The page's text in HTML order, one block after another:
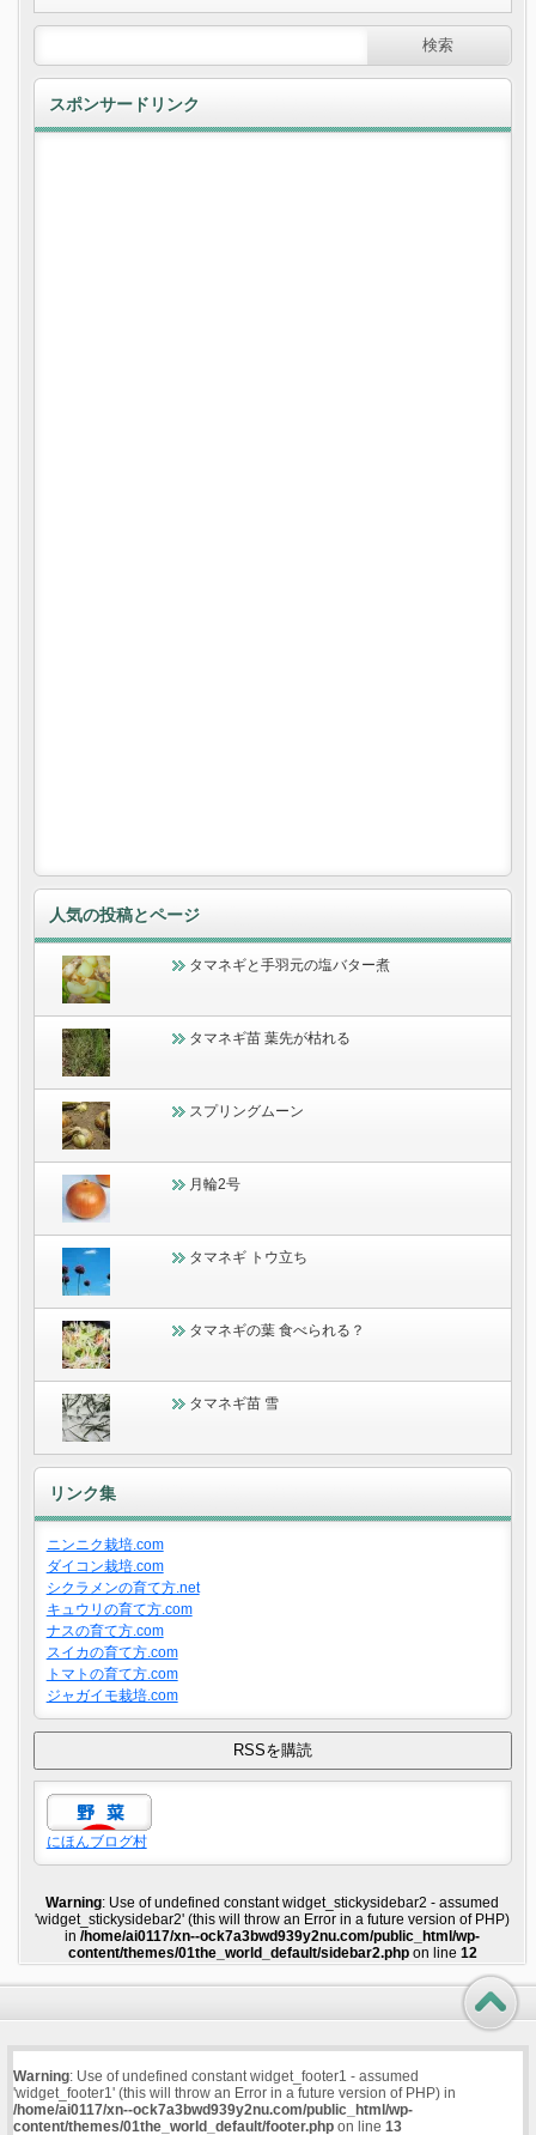
スポンサードリンク
人気の投稿とページ
タマネギと手羽元の塩バター煮
タマネギ苗 葉先が枯れる
スプリングムーン
月輪2号
タマネギ トウ立ち
タマネギの葉 食べられる？
タマネギ苗 雪
リンク集
ニンニク栽培.com
ダイコン栽培.com
シクラメンの育て方.net
キュウリの育て方.com
ナスの育て方.com
スイカの育て方.com
トマトの育て方.com
ジャガイモ栽培.com
にほんブログ村
Warning: Use of undefined constant widget_stickysidebar2 - assumed
'widget_stickysidebar2' (this will throw an Error in a future version of PHP)
in/home/ai0117/xn--ock7a3bwd939y2nu.com/public_html/wp-
content/themes/01the_world_default/sidebar2.phpon line 12
Warning: Use of undefined constant widget_footer1 - assumed
'widget_footer1' (this will throw an Error in a future version of PHP) in
/home/ai0117/xn--ock7a3bwd939y2nu.com/public_html/wp-
content/themes/01the_world_default/footer.phpon line 13